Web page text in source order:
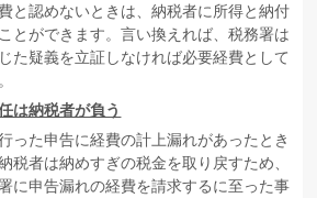
と認めないときは、納税者に所得と納付
とができます。言い換えれば、税務署は
た疑義を立証しなければ必要経費として
は納税者が負う
った申告に経費の計上漏れがあったとき
税者は納めすぎの税金を取り戻すため、
に申告漏れの経費を請求するに至った事